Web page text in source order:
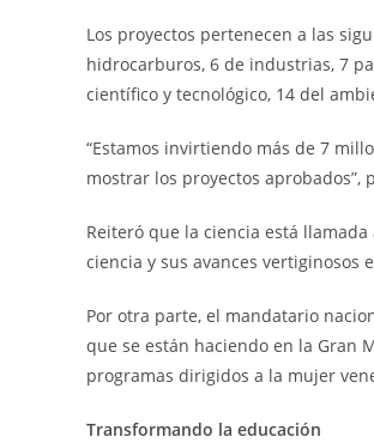
Los proyectos pertenecen a las
hidrocarburos, 6 de industrias, 7
científico y tecnológico, 14 del
“Estamos invirtiendo más de 7
mostrar los proyectos aprobados”,
Reiteró que la ciencia está
ciencia y sus avances vertiginosos
Por otra parte, el mandatario
que se están haciendo en la Gran
programas dirigidos a la mujer
Transformando la educación